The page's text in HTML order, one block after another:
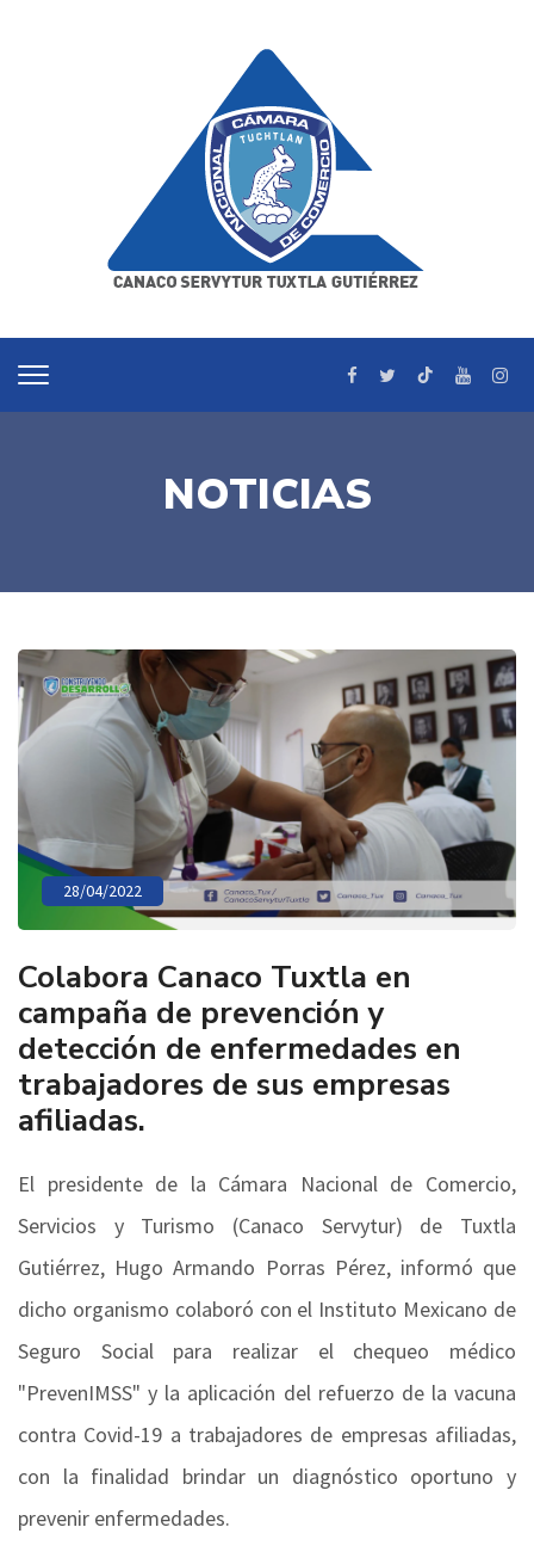
NOTICIAS
28/04/2022
Colabora Canaco Tuxtla en
campaña de prevención y
detección de enfermedades en
trabajadores de sus empresas
afiliadas.
El presidente de la Cámara Nacional de Comercio,
Servicios y Turismo (Canaco Servytur) de Tuxtla
Gutiérrez, Hugo Armando Porras Pérez, informó que
dicho organismo colaboró con el Instituto Mexicano de
Seguro Social para realizar el chequeo médico
"PrevenIMSS" y la aplicación del refuerzo de la vacuna
contra Covid-19 a trabajadores de empresas afiliadas,
con la finalidad brindar un diagnóstico oportuno y
prevenir enfermedades.